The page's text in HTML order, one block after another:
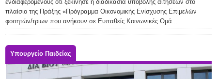
ενδιαφερόμενους ότι ξεκίνησε η διαδικασία υποβολής αιτήσεων στο
πλαίσιο της Πράξης «Πρόγραμμα Οικονομικής Ενίσχυσης Επιμελών
φοιτητών/τριων που ανήκουν σε Ευπαθείς Κοινωνικές Ομά...
Υπουργείο Παιδείας